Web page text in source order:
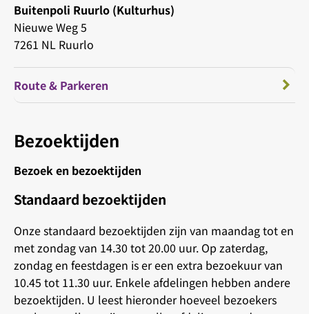
Buitenpoli Ruurlo (Kulturhus)
Nieuwe Weg 5
7261 NL Ruurlo
Route & Parkeren
Bezoektijden
Bezoek en bezoektijden
Standaard bezoektijden
Onze standaard bezoektijden zijn van maandag tot en
met zondag van 14.30 tot 20.00 uur. Op zaterdag,
zondag en feestdagen is er een extra bezoekuur van
10.45 tot 11.30 uur. Enkele afdelingen hebben andere
bezoektijden. U leest hieronder hoeveel bezoekers